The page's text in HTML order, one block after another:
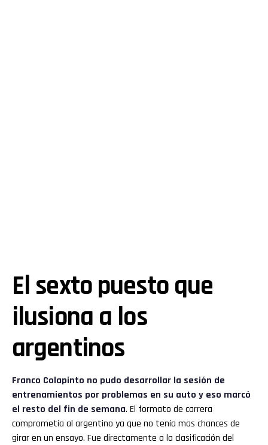
El sexto puesto que
ilusiona a los
argentinos
Franco Colapinto no pudo desarrollar la sesión de
entrenamientos por problemas en su auto y eso marcó
el resto del fin de semana. El formato de carrera
comprometía al argentino ya que no tenía mas chances de
girar en un ensayo. Fue directamente a la clasificación del